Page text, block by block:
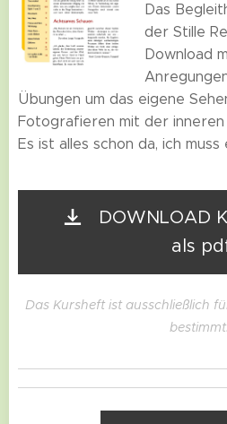
Das
der Stille
Download
Übungen um das eigene
Fotografieren mit der
Es ist alles schon da, ich muss
DOWNLOAD
als
Das Kursheft ist ausschließlich
bestimmt.